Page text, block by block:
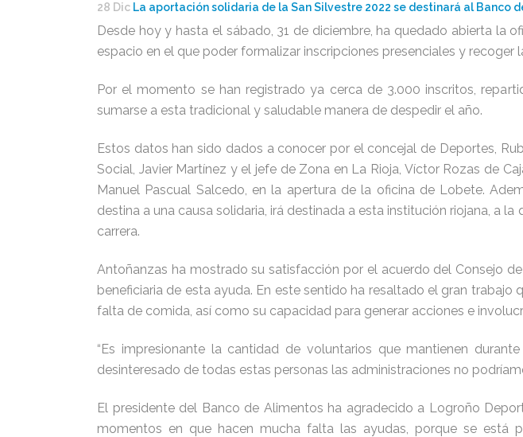
28 Dic La aportación solidaria de la San Silvestre 2022 se destinará al Banco
Desde hoy y hasta el sábado, 31 de diciembre, ha quedado abierta la
espacio en el que poder formalizar inscripciones presenciales y
Por el momento se han registrado ya cerca de 3.000 inscritos,
sumarse a esta tradicional y saludable manera de despedir el año.
Estos datos han sido dados a conocer por el concejal de Deportes,
Social, Javier Martínez y el jefe de Zona en La Rioja, Víctor Rozas de
Manuel Pascual Salcedo, en la apertura de la oficina de Lobete.
destina a una causa solidaria, irá destinada a esta institución riojana, a
carrera.
Antoñanzas ha mostrado su satisfacción por el acuerdo del Consejo
beneficiaria de esta ayuda. En este sentido ha resaltado el gran
falta de comida, así como su capacidad para generar acciones e
“Es impresionante la cantidad de voluntarios que mantienen
desinteresado de todas estas personas las administraciones no
El presidente del Banco de Alimentos ha agradecido a Logroño
momentos en que hacen mucha falta las ayudas, porque se